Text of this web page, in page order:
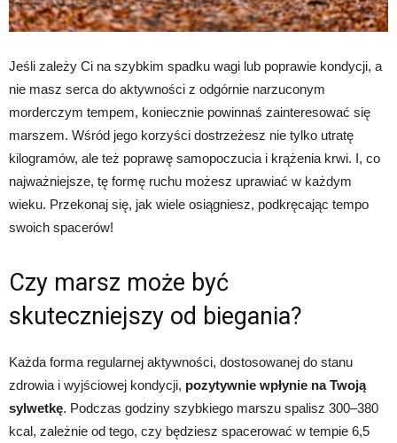
Jeśli zależy Ci na szybkim spadku wagi lub poprawie kondycji, a
nie masz serca do aktywności z odgórnie narzuconym
morderczym tempem, koniecznie powinnaś zainteresować się
marszem. Wśród jego korzyści dostrzeżesz nie tylko utratę
kilogramów, ale też poprawę samopoczucia i krążenia krwi. I, co
najważniejsze, tę formę ruchu możesz uprawiać w każdym
wieku. Przekonaj się, jak wiele osiągniesz, podkręcając tempo
swoich spacerów!
Czy marsz może być
skuteczniejszy od biegania?
Każda forma regularnej aktywności, dostosowanej do stanu
zdrowia i wyjściowej kondycji, pozytywnie wpłynie na Twoją
sylwetkę. Podczas godziny szybkiego marszu spalisz 300–380
kcal, zależnie od tego, czy będziesz spacerować w tempie 6,5